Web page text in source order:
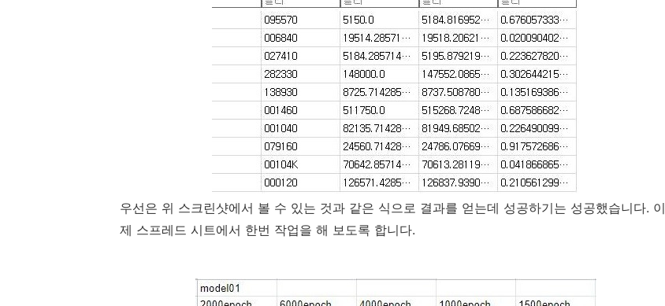
우선은 위 스크린샷에서 볼 수 있는 것과 같은 식으로 결과를 얻는데 성공하기는 성공했습니다. 이
제 스프레드 시트에서 한번 작업을 해 보도록 합니다.